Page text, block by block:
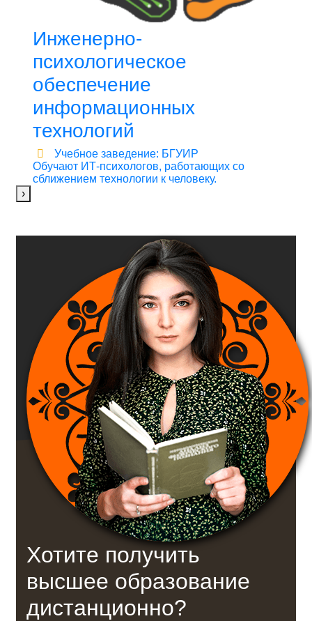
Инженерно-
психологическое
обеспечение
информационных
технологий
Учебное заведение: БГУИР
Обучают ИТ-психологов, работающих со
сближением технологии к человеку.
›
Хотите получить
высшее образование
дистанционно?